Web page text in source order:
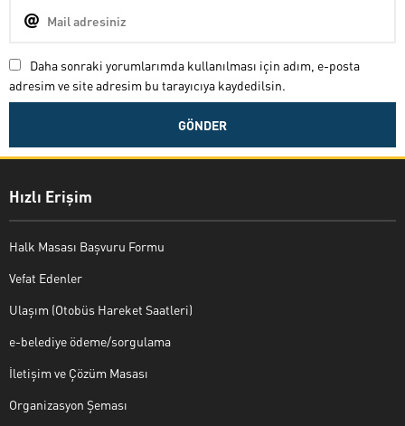
Daha sonraki yorumlarımda kullanılması için adım, e-posta
adresim ve site adresim bu tarayıcıya kaydedilsin.
Hızlı Erişim
Halk Masası Başvuru Formu
Vefat Edenler
Ulaşım (Otobüs Hareket Saatleri)
e-belediye ödeme/sorgulama
İletişim ve Çözüm Masası
Organizasyon Şeması